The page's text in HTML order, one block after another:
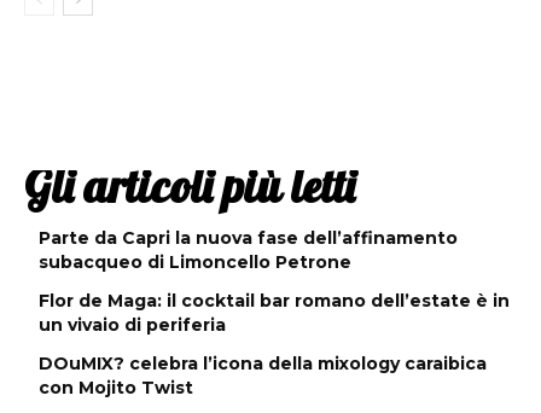
Gli articoli più letti
Parte da Capri la nuova fase dell’affinamento
subacqueo di Limoncello Petrone
Flor de Maga: il cocktail bar romano dell’estate è in
un vivaio di periferia
DOuMIX? celebra l’icona della mixology caraibica
con Mojito Twist